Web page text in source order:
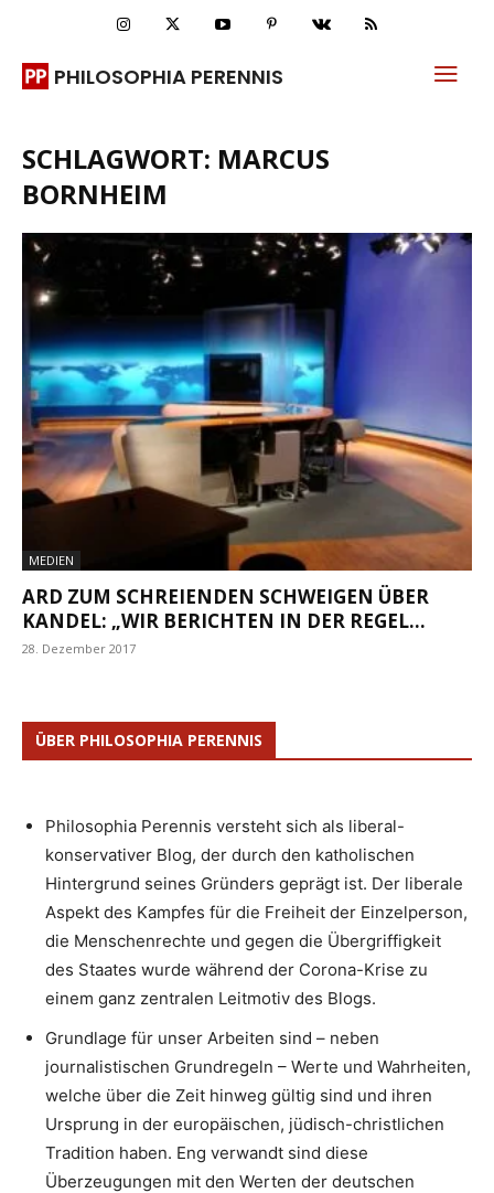
PHILOSOPHIA PERENNIS
SCHLAGWORT: MARCUS
BORNHEIM
MEDIEN
ARD ZUM SCHREIENDEN SCHWEIGEN ÜBER
KANDEL: „WIR BERICHTEN IN DER REGEL...
28. Dezember 2017
ÜBER PHILOSOPHIA PERENNIS
Philosophia Perennis versteht sich als liberal-
konservativer Blog, der durch den katholischen
Hintergrund seines Gründers geprägt ist. Der liberale
Aspekt des Kampfes für die Freiheit der Einzelperson,
die Menschenrechte und gegen die Übergriffigkeit
des Staates wurde während der Corona-Krise zu
einem ganz zentralen Leitmotiv des Blogs.
Grundlage für unser Arbeiten sind – neben
journalistischen Grundregeln – Werte und Wahrheiten,
welche über die Zeit hinweg gültig sind und ihren
Ursprung in der europäischen, jüdisch-christlichen
Tradition haben. Eng verwandt sind diese
Überzeugungen mit den Werten der deutschen